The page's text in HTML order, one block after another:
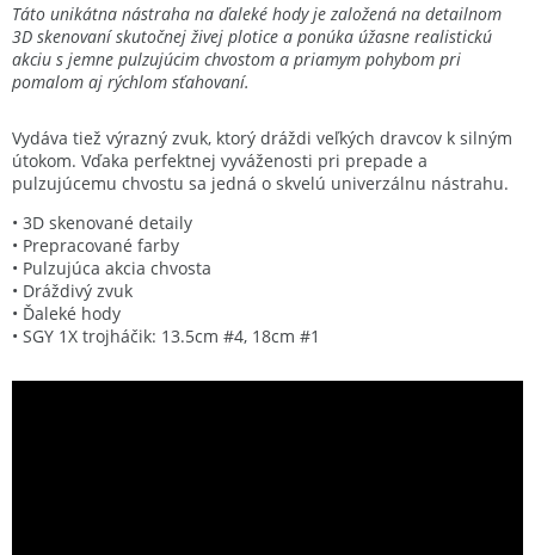
Táto unikátna nástraha na ďaleké hody je založená na detailnom
3D skenovaní skutočnej živej plotice a ponúka úžasne realistickú
akciu s jemne pulzujúcim chvostom a priamym pohybom pri
pomalom aj rýchlom sťahovaní.
Vydáva tiež výrazný zvuk, ktorý dráždi veľkých dravcov k silným
útokom. Vďaka perfektnej vyváženosti pri prepade a
pulzujúcemu chvostu sa jedná o skvelú univerzálnu nástrahu.
• 3D skenované detaily
• Prepracované farby
• Pulzujúca akcia chvosta
• Dráždivý zvuk
• Ďaleké hody
• SGY 1X trojháčik: 13.5cm #4, 18cm #1